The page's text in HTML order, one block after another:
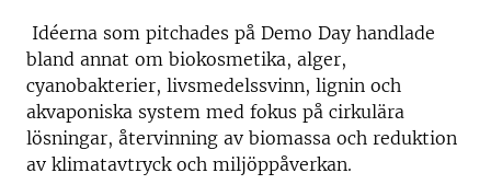
Idéerna som pitchades på Demo Day handlade
bland annat om biokosmetika, alger,
cyanobakterier, livsmedelssvinn, lignin och
akvaponiska system med fokus på cirkulära
lösningar, återvinning av biomassa och reduktion
av klimatavtryck och miljöppåverkan.